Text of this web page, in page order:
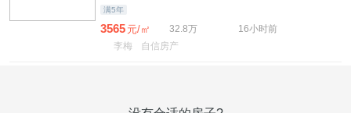
满5年
3565 元/㎡ 32.8万
16小时前
李梅
自信房产